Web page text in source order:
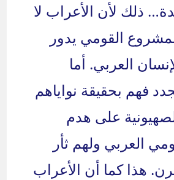
ذلك لأن الأعراب لا
القومي يدور
العربي. أما
فهم بحقيقة نواياهم
على هدم
العربي ولهم ثأر
هذا كما أن الأعراب